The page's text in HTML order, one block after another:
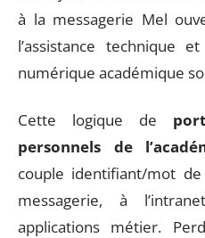
à la messagerie Mel
l’assistance technique
numérique académique
Cette logique de
personnels de
couple identifiant/mot
messagerie, à
applications métier.